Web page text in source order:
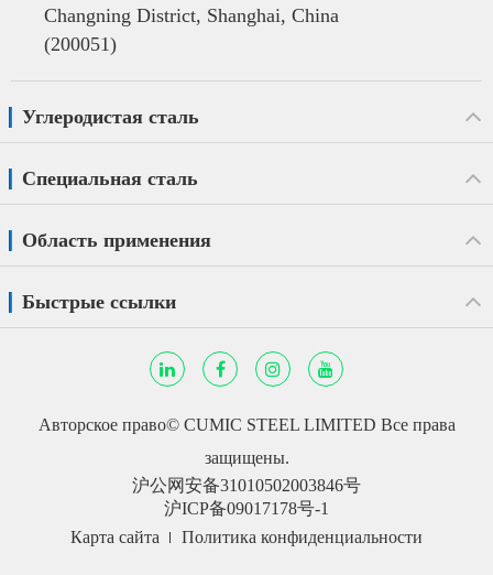
Changning District, Shanghai, China
(200051)
Углеродистая сталь
Специальная сталь
Область применения
Быстрые ссылки
Авторское право© CUMIC STEEL LIMITED Все права
защищены.
沪公网安备31010502003846号
沪ICP备09017178号-1
Карта сайта
Политика конфиденциальности